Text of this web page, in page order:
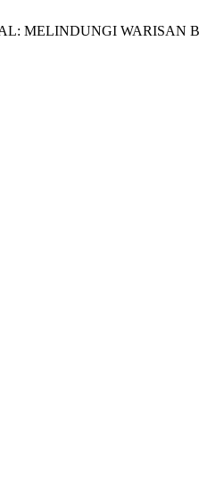
MELINDUNGI